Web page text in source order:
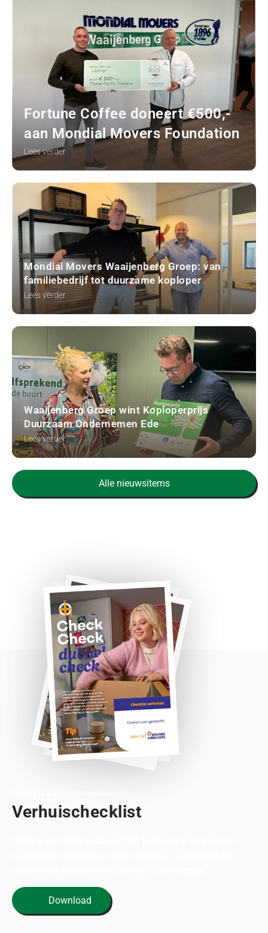
Fortune Coffee doneert €500,-
aan Mondial Movers Foundation
Lees verder
Mondial Movers Waaijenberg Groep: van
familiebedrijf tot duurzame koploper
Lees verder
Waaijenberg Groep wint Koploperprijs
Duurzaam Ondernemen Ede
Lees verder
Alle nieuwsitems
Verhuischecklist
Download